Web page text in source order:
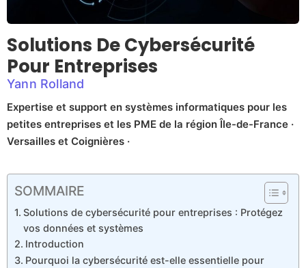
Solutions De Cybersécurité
Pour Entreprises
Yann Rolland
Expertise et support en systèmes informatiques pour les
petites entreprises et les PME de la région Île-de-France ·
Versailles et Coignières ·
SOMMAIRE
Solutions de cybersécurité pour entreprises : Protégez
vos données et systèmes
Introduction
Pourquoi la cybersécurité est-elle essentielle pour